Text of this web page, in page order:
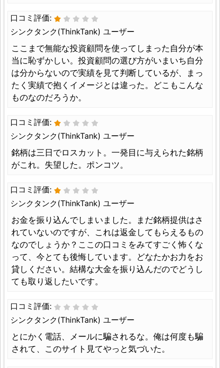
口コミ評価:
シンクタンク(ThinkTank) ユーザー
ここまで無能な投資顧問を使ってしまった自分が本
当に恥ずかしい。投資顧問の選び方がいまいち自分
は分からないので実績を見て判断しているが、まっ
たく実績で抱くイメージとは違った。どこもこんな
ものなのだろうか。
口コミ評価:
シンクタンク(ThinkTank) ユーザー
銘柄は三日でロスカット。一発目に与えられた銘柄
がこれ。失望した。ポンコツ。
口コミ評価:
シンクタンク(ThinkTank) ユーザー
お金を振り込んでしまいました。まだ銘柄提供はさ
れていないのですが、これは返金してもらえるもの
なのでしょうか？ここの口コミをみてすごく怖くな
って、今とても後悔しています。どなたかお力をお
貸しください。結構な大金を振り込んだのでどうし
ても取り返したいです。
口コミ評価:
シンクタンク(ThinkTank) ユーザー
とにかく電話、メールに騙されるな。俺は何度も騙
されて、このサイト見てやっと気づいた。